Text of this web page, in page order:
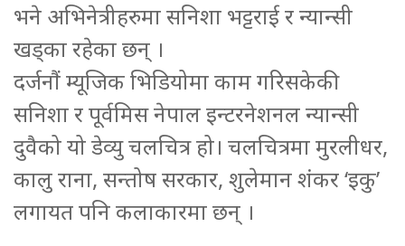
भने अभिनेत्रीहरुमा सनिशा भट्टराई र न्यान्सी
खड्का रहेका छन् ।
दर्जनौं म्यूजिक भिडियोमा काम गरिसकेकी
सनिशा र पूर्वमिस नेपाल इन्टरनेशनल न्यान्सी
दुवैको यो डेव्यु चलचित्र हो। चलचित्रमा मुरलीधर,
कालु राना, सन्तोष सरकार, शुलेमान शंकर ‘इकु’
लगायत पनि कलाकारमा छन् ।